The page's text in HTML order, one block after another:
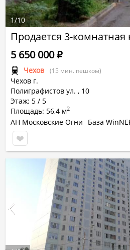
Продается 3-комнатная
Чехов (15 мин. пешком)
Чехов г.
Полиграфистов ул. , 10
Этаж: 5 / 5
Площадь: 56,4 м2
5 650 000Р
АН Московские Огни
База
1/10